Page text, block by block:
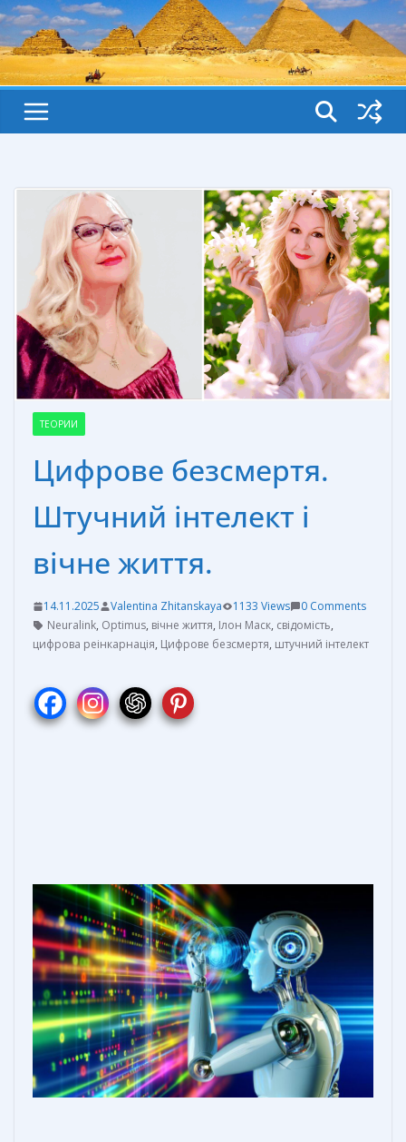
ТЕОРИИ
Цифрове безсмертя.
Штучний інтелект і
вічне життя.
14.11.2025 Valentina Zhitanskaya 1133 Views
0 Comments
Neuralink, Optimus, вічне життя, Ілон Маск, свідомість,
цифрова реінкарнація, Цифрове безсмертя, штучний інтелект